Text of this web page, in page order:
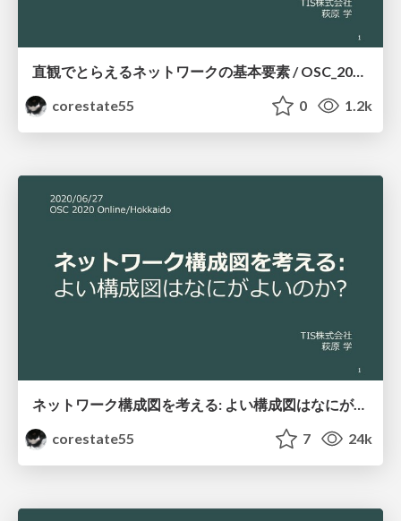
corestate55
0 1.2k
ネットワーク構成図を考える: よい構成図はなにがよいのか / OSC_2020_Hokkaido
corestate55
7 24k